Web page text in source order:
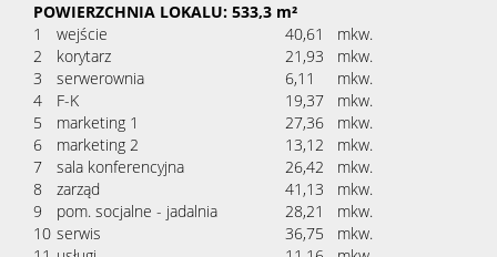
POWIERZCHNIA LOKALU: 533,3 m²
1
wejście 40,61
mkw.
2
korytarz 21,93
mkw.
3
serwerownia 6,11
mkw.
4
F-K 19,37
mkw.
5
marketing 1 27,36
mkw.
6
marketing 2 13,12
mkw.
7
sala konferencyjna 26,42
mkw.
8
zarząd 41,13
mkw.
9
pom. socjalne - jadalnia 28,21
mkw.
10 serwis 36,75
mkw.